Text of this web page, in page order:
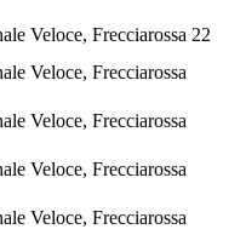
Veloce, Frecciarossa 22
Veloce, Frecciarossa
Veloce, Frecciarossa
Veloce, Frecciarossa
Veloce, Frecciarossa